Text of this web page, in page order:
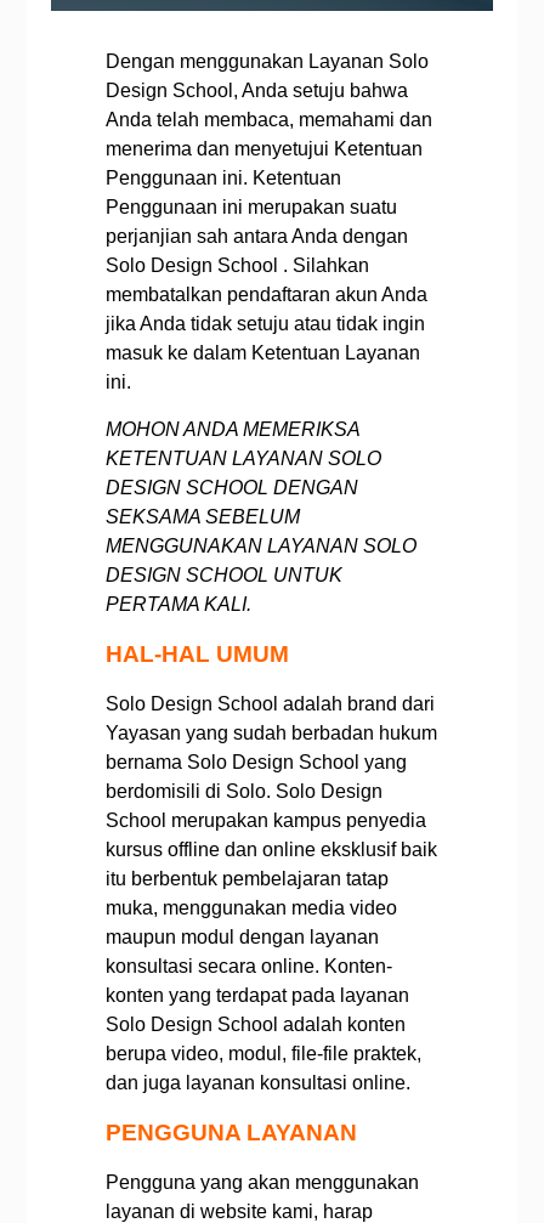
Dengan menggunakan Layanan Solo
Design School, Anda setuju bahwa
Anda telah membaca, memahami dan
menerima dan menyetujui Ketentuan
Penggunaan ini. Ketentuan
Penggunaan ini merupakan suatu
perjanjian sah antara Anda dengan
Solo Design School . Silahkan
membatalkan pendaftaran akun Anda
jika Anda tidak setuju atau tidak ingin
masuk ke dalam Ketentuan Layanan
ini.
MOHON ANDA MEMERIKSA
KETENTUAN LAYANAN SOLO
DESIGN SCHOOL DENGAN
SEKSAMA SEBELUM
MENGGUNAKAN LAYANAN SOLO
DESIGN SCHOOL UNTUK
PERTAMA KALI.
HAL-HAL UMUM
Solo Design School adalah brand dari
Yayasan yang sudah berbadan hukum
bernama Solo Design School yang
berdomisili di Solo. Solo Design
School merupakan kampus penyedia
kursus offline dan online eksklusif baik
itu berbentuk pembelajaran tatap
muka, menggunakan media video
maupun modul dengan layanan
konsultasi secara online. Konten-
konten yang terdapat pada layanan
Solo Design School adalah konten
berupa video, modul, file-file praktek,
dan juga layanan konsultasi online.
PENGGUNA LAYANAN
Pengguna yang akan menggunakan
layanan di website kami, harap